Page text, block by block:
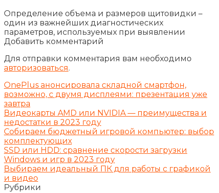
Определение объема и размеров щитовидки –
один из важнейших диагностических
параметров, используемых при выявлении
Добавить комментарий
Для отправки комментария вам необходимо
авторизоваться.
OnePlus анонсировала складной смартфон,
возможно, с двумя дисплеями: презентация уже
завтра
Видеокарты AMD или NVIDIA — преимущества и
недостатки в 2023 году
Собираем бюджетный игровой компьютер: выбор
комплектующих
SSD или HDD: сравнение скорости загрузки
Windows и игр в 2023 году
Выбираем идеальный ПК для работы с графикой
и видео
Рубрики